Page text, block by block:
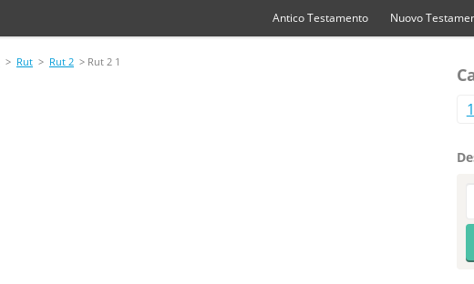
Antico Testamento Nuovo
> Rut > Rut 2 > Rut 2 1
1